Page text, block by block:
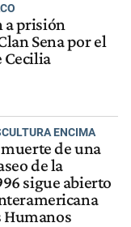
a prisión
Sena por el
ENCIMA
muerte de una
de la
sigue abierto
Humanos